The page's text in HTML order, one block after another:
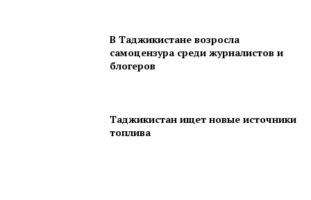
В Таджикистане возросла
самоцензура среди журналистов и
блогеров
Таджикистан ищет новые источники
топлива